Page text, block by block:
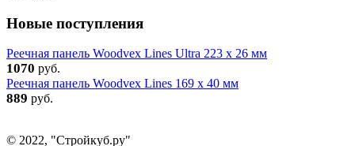
Новые поступления
Реечная панель Woodvex Lines Ultra 223 x 26 мм
1070 руб.
Реечная панель Woodvex Lines 169 x 40 мм
889 руб.
© 2022, "Стройкуб.ру"